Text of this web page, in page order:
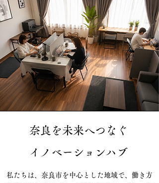
奈良を未来へつなぐ
イノベーションハブ
私たちは、奈良市を中心とした地域で、働き方